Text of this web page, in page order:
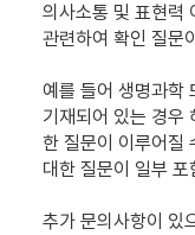
의사소통 및 표현력
관련하여 확인 질문
예를 들어 생명과학
기재되어 있는 경우
한 질문이 이루어질
대한 질문이 일부
추가 문의사항이 있